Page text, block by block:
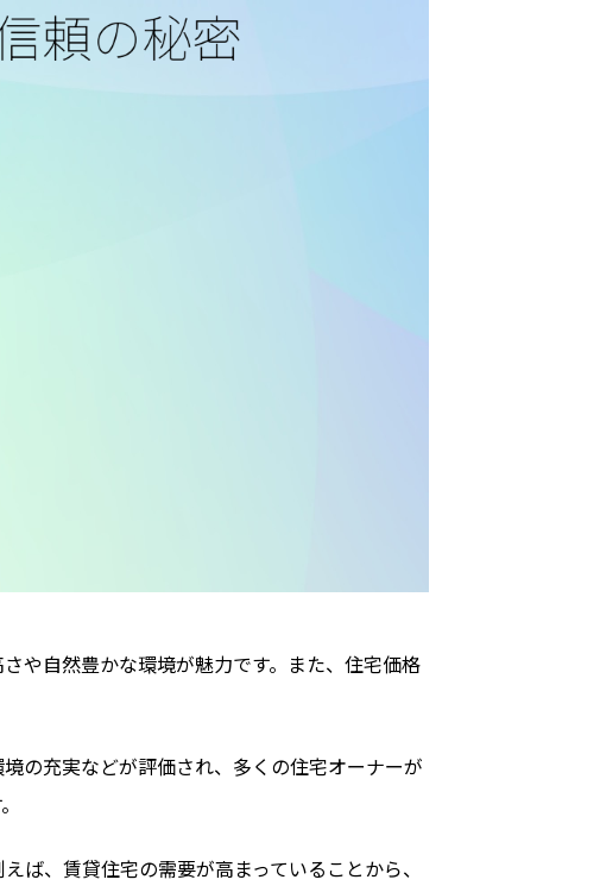
や自然豊かな環境が魅力です。また、住宅価格
の充実などが評価され、多くの住宅オーナーが
ば、賃貸住宅の需要が高まっていることから、